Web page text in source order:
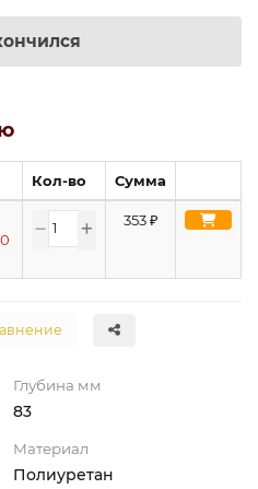
Кол-во Сумма
353₽
Глубина мм
83
Материал
Полиуретан